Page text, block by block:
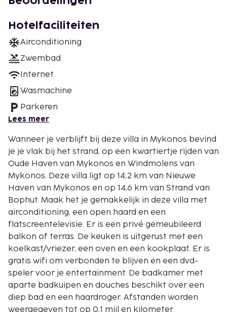
Hotelfaciliteiten
Airconditioning
Zwembad
Internet
Wasmachine
Parkeren
Lees meer
Wanneer je verblijft bij deze villa in Mykonos bevind
je je vlak bij het strand, op een kwartiertje rijden van
Oude Haven van Mykonos en Windmolens van
Mykonos. Deze villa ligt op 14,2 km van Nieuwe
Haven van Mykonos en op 14,6 km van Strand van
Bophut. Maak het je gemakkelijk in deze villa met
airconditioning, een open haard en een
flatscreentelevisie. Er is een privé gemeubileerd
balkon of terras. De keuken is uitgerust met een
koelkast/vriezer, een oven en een kookplaat. Er is
gratis wifi om verbonden te blijven en een dvd-
speler voor je entertainment. De badkamer met
aparte badkuipen en douches beschikt over een
diep bad en een haardroger. Afstanden worden
weergegeven tot op 0,1 mijl en kilometer.